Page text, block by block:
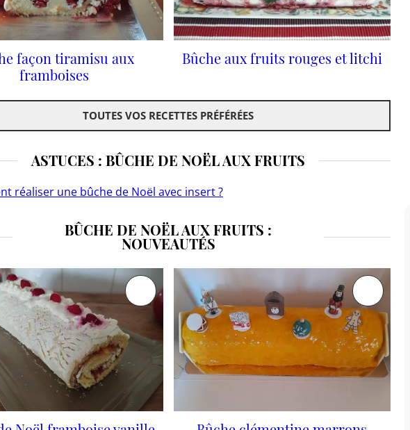
façon tiramisu aux
framboises
Bûche aux fruits rouges et litchi
TOUTES VOS RECETTES PRÉFÉRÉES
ASTUCES : BÛCHE DE NOËL AUX FRUITS
réaliser une bûche de Noël avec insert ?
BÛCHE DE NOËL AUX FRUITS :
NOUVEAUTÉS